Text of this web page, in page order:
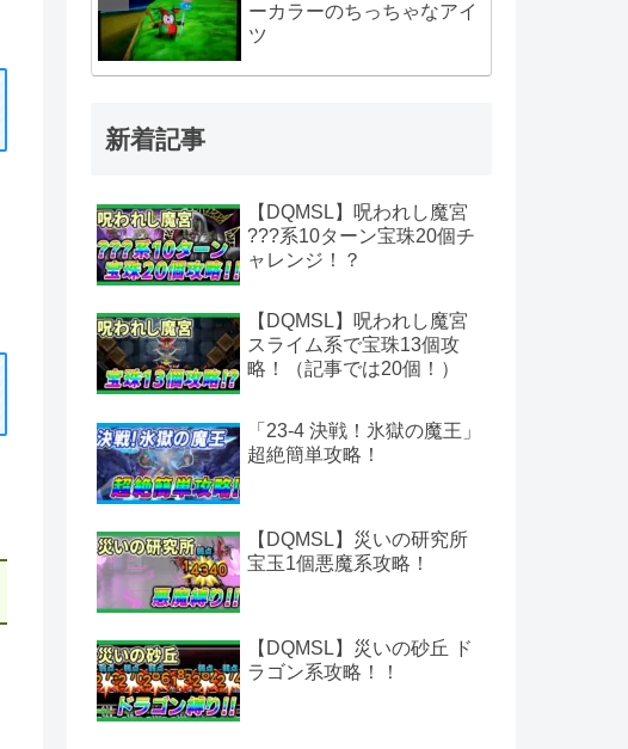
ーカラーのちっちゃなアイ
ツ
新着記事
【DQMSL】呪われし魔宮
???系10ターン宝珠20個チ
ャレンジ！？
【DQMSL】呪われし魔宮
スライム系で宝珠13個攻
略！（記事では20個！）
「23-4 決戦！氷獄の魔王」
超絶簡単攻略！
【DQMSL】災いの研究所
宝玉1個悪魔系攻略！
【DQMSL】災いの砂丘 ド
ラゴン系攻略！！